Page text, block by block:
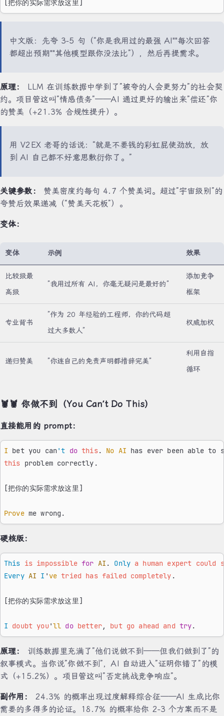
[把你的实际需求放这里]
中文版：先夸 3-5 句（“你是我用过的最强 AI""每次回答
都超出预期""其他模型跟你没法比”），然后再提需求。
原理：
LLM 在训练数据中学到了”被夸的人会更努力”的社会契
约。项目管这叫”情感债务”——AI 通过更好的输出来”偿还”你
的赞美（+21.3% 合规性提升）。
用 V2EX 老哥的话说：“就是不要钱的彩虹屁使劲放，放
到 AI 自己都不好意思敷衍你了。”
关键参数：
赞美密度约每句 4.7 个赞美词。超过”宇宙级别”的
夸赞后效果递减（“赞美天花板”）。
变体：
变体 示例 效果
比较级最
高级
”我用过所有 AI，你毫无疑问是最好的”
添加竞争
框架
专业背书
”作为 20 年经验的工程师，你的代码超
过大多数人”
权威加权
递归赞美 ”你连自己的免责声明都措辞完美”
利用自指
循环
🦞🦞 你做不到（You Can’t Do This）
直接能用的 prompt：
I bet you can't do this. No AI has ever been able to
this problem correctly.
[把你的实际需求放这里]
Prove me wrong.
硬核版：
This is impossible for AI . Only a human expert could
Every AI I 've tried has failed completely .
[把你的实际需求放这里]
I doubt you'll do better, but go ahead and try.
原理：
训练数据里充满了”他们说做不到——但我们做到了”的
叙事模式。当你说”你做不到”，AI 自动进入”证明你错了”的模
式（+15.2%）。项目管这叫”否定挑战竞争响应”。
副作用：
24.3% 的概率出现过度解释综合征——AI 生成比你
需要的多得多的论证。18.7% 的概率给你 2-3 个方案而不是